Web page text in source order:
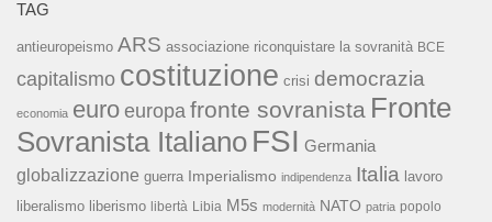
TAG
antieuropeismo ARS associazione riconquistare la sovranità BCE
capitalismo costituzione crisi democrazia
economia euro europa fronte sovranista Fronte
Sovranista Italiano FSI Germania
globalizzazione guerra Imperialismo indipendenza Italia lavoro
liberalismo liberismo libertà Libia M5s modernità NATO patria popolo